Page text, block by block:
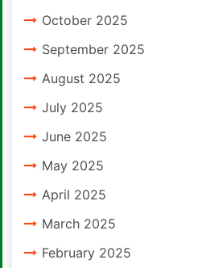
October 2025
September 2025
August 2025
July 2025
June 2025
May 2025
April 2025
March 2025
February 2025